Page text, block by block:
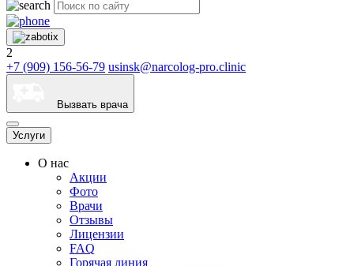
2
+7 (909) 156-56-79 usinsk@narcolog-pro.clinic
Вызвать врача
Услуги
О нас
Акции
Фото
Врачи
Отзывы
Лицензии
FAQ
Горячая линия